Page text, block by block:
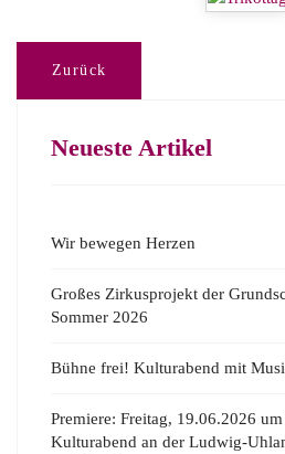
Zurück
Neueste Artikel
Wir bewegen Herzen
Großes Zirkusprojekt der
Sommer 2026
Bühne frei! Kulturabend mit
Premiere: Freitag, 19.06.2026
Kulturabend an der Ludwig-